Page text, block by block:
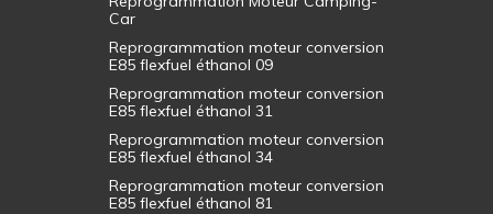
Car
Reprogrammation moteur conversion
E85 flexfuel éthanol 09
Reprogrammation moteur conversion
E85 flexfuel éthanol 31
Reprogrammation moteur conversion
E85 flexfuel éthanol 34
Reprogrammation moteur conversion
E85 flexfuel éthanol 81